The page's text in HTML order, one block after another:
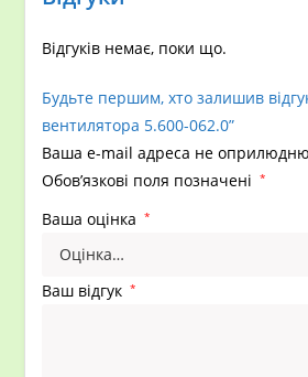
Відгуків немає, поки що.
Будьте першим, хто залишив
вентилятора 5.600-062.0”
Ваша e-mail адреса не
Обов’язкові поля позначені
*
Ваша оцінка *
Ваш відгук *